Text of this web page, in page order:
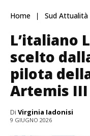
Home Sud Attualità
L’italiano
scelto
pilota
Artemis III
Di Virginia Iadonisi
9 GIUGNO 2026